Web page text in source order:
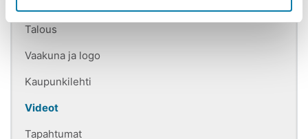
Talous
Vaakuna ja logo
Kaupunkilehti
Videot
Tapahtumat